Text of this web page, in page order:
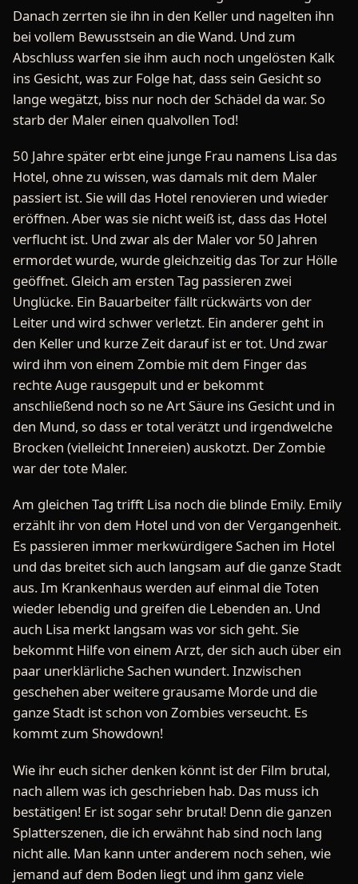
Danach zerrten sie ihn in den Keller und nagelten ihn
bei vollem Bewusstsein an die Wand. Und zum
Abschluss warfen sie ihm auch noch ungelösten Kalk
ins Gesicht, was zur Folge hat, dass sein Gesicht so
lange wegätzt, biss nur noch der Schädel da war. So
starb der Maler einen qualvollen Tod!
50 Jahre später erbt eine junge Frau namens Lisa das
Hotel, ohne zu wissen, was damals mit dem Maler
passiert ist. Sie will das Hotel renovieren und wieder
eröffnen. Aber was sie nicht weiß ist, dass das Hotel
verflucht ist. Und zwar als der Maler vor 50 Jahren
ermordet wurde, wurde gleichzeitig das Tor zur Hölle
geöffnet. Gleich am ersten Tag passieren zwei
Unglücke. Ein Bauarbeiter fällt rückwärts von der
Leiter und wird schwer verletzt. Ein anderer geht in
den Keller und kurze Zeit darauf ist er tot. Und zwar
wird ihm von einem Zombie mit dem Finger das
rechte Auge rausgepult und er bekommt
anschließend noch so ne Art Säure ins Gesicht und in
den Mund, so dass er total verätzt und irgendwelche
Brocken (vielleicht Innereien) auskotzt. Der Zombie
war der tote Maler.
Am gleichen Tag trifft Lisa noch die blinde Emily. Emily
erzählt ihr von dem Hotel und von der Vergangenheit.
Es passieren immer merkwürdigere Sachen im Hotel
und das breitet sich auch langsam auf die ganze Stadt
aus. Im Krankenhaus werden auf einmal die Toten
wieder lebendig und greifen die Lebenden an. Und
auch Lisa merkt langsam was vor sich geht. Sie
bekommt Hilfe von einem Arzt, der sich auch über ein
paar unerklärliche Sachen wundert. Inzwischen
geschehen aber weitere grausame Morde und die
ganze Stadt ist schon von Zombies verseucht. Es
kommt zum Showdown!
Wie ihr euch sicher denken könnt ist der Film brutal,
nach allem was ich geschrieben hab. Das muss ich
bestätigen! Er ist sogar sehr brutal! Denn die ganzen
Splatterszenen, die ich erwähnt hab sind noch lang
nicht alle. Man kann unter anderem noch sehen, wie
jemand auf dem Boden liegt und ihm ganz viele